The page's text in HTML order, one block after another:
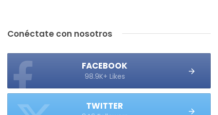
Conéctate con nosotros
FACEBOOK
98.9K+ Likes
TWITTER